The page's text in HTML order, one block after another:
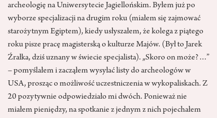
archeologię na Uniwersytecie Jagiellońskim. Byłem już po
wyborze specjalizacji na drugim roku (miałem się zajmować
starożytnym Egiptem), kiedy usłyszałem, że kolega z piątego
roku pisze pracę magisterską o kulturze Majów. (Był to Jarek
Źrałka, dziś uznany w świecie specjalista). „Skoro on może?…”
– pomyślałem i zacząłem wysyłać listy do archeologów w
USA, prosząc o możliwość uczestniczenia w wykopaliskach. Z
20 pozytywnie odpowiedziało mi dwóch. Ponieważ nie
miałem pieniędzy, na spotkanie z jednym z nich pojechałem